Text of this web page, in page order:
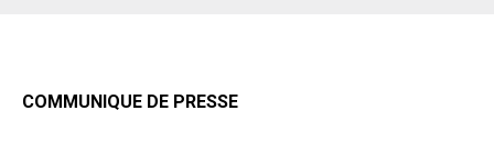
COMMUNIQUE DE PRESSE